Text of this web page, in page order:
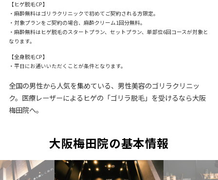
【ヒゲ脱毛CP】
・麻酔無料はゴリラクリニックで初めてご契約される方限定。
・対象プランをご契約の場合、麻酔クリーム1回分無料。
・麻酔無料はヒゲ脱毛のスタートプラン、セットプラン、単部位6回コースが対象と
なります。
【全身脱毛CP】
・平日にお通いいただくことが条件となります。
全国の男性から人気を集めている、男性美容のゴリラクリニッ
ク。医療レーザーによるヒゲの「ゴリラ脱毛」を受けるなら大阪
梅田院へ。
大阪梅田院の基本情報